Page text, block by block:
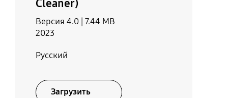
Cleaner)
Версия 4.0 | 7.44 MB
2023
Русский
Загрузить